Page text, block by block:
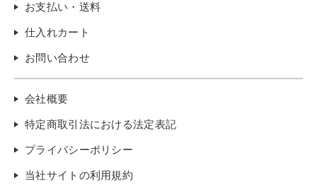
お支払い・送料
仕入れカート
お問い合わせ
会社概要
特定商取引法における法定表記
プライバシーポリシー
当社サイトの利用規約